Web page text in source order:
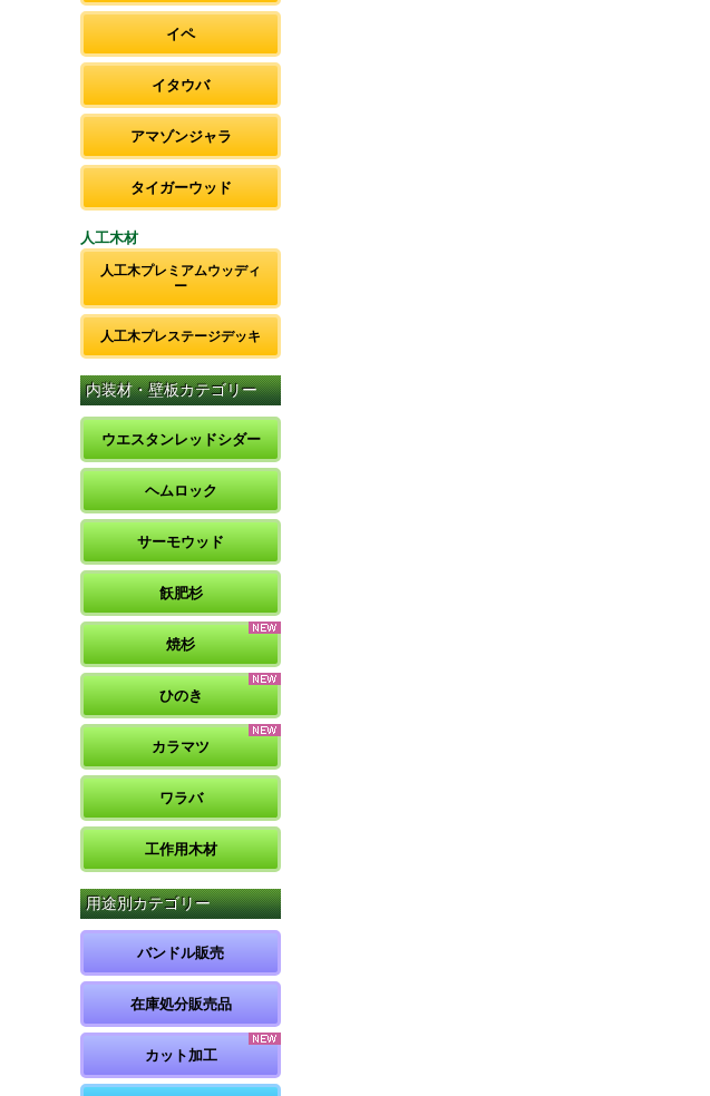
イペ
イタウバ
アマゾンジャラ
タイガーウッド
人工木材
人工木プレミアムウッディ
ー
人工木プレステージデッキ
内装材・壁板カテゴリー
ウエスタンレッドシダー
ヘムロック
サーモウッド
飫肥杉
焼杉
ひのき
カラマツ
ワラバ
工作用木材
用途別カテゴリー
バンドル販売
在庫処分販売品
カット加工